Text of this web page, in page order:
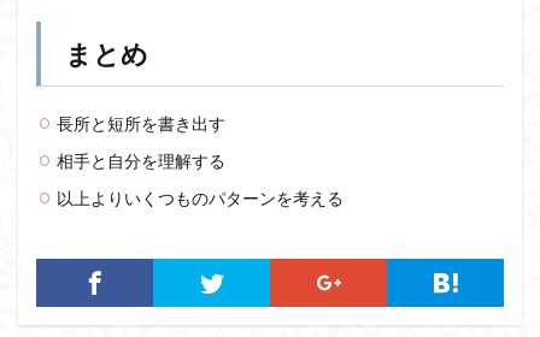
まとめ
長所と短所を書き出す
相手と自分を理解する
以上よりいくつものパターンを考える